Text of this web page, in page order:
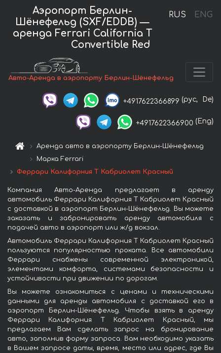
RUS ENG
Аэропорт Берлин-
Шёнефельд (SXF/EDDB) —
аренда Ferrari California T
Convertible Red
Авто-Аренда в аэропорту Берлин-Шёнефельд
+4917622366899 (рус, De)
+4917622366900 (Eng)
Аренда авто в аэропорту Берлин-Шёнефельд
Марка Ferrari
Феррари Калифорния Т Кабриолет Красный
Компания Авто-Аренда предлагает в аренду
автомобиль Феррари Калифорния Т Кабриолет Красный
с доставкой в аэропорт Берлин-Шёнефельд. Вы можете
заказать и забронировать аренду автомобиля с
подачей авто в аэропорт или ж/д вокзал.
Автомобиль Феррари Калифорния Т Кабриолет Красный
пользуются популярностью проката. Все автомобили
Феррари снабжены современной электроникой,
элементами комфорта, системами безопасности и
устойчивости при движении по дорогам.
Вы можете ознакомиться с ценами и техническими
данными для аренды автомобиля с доставкой его в
аэропорт Берлин-Шёнефельд. Чтобы взять в аренду
Феррари Калифорния Т Кабриолет Красный, мы
предлагаем Вам сделать запрос на бронирование
авто, заполнив форму запроса. Вам необходимо указать
в Вашем запросе даты, время, место или адрес, где Вы